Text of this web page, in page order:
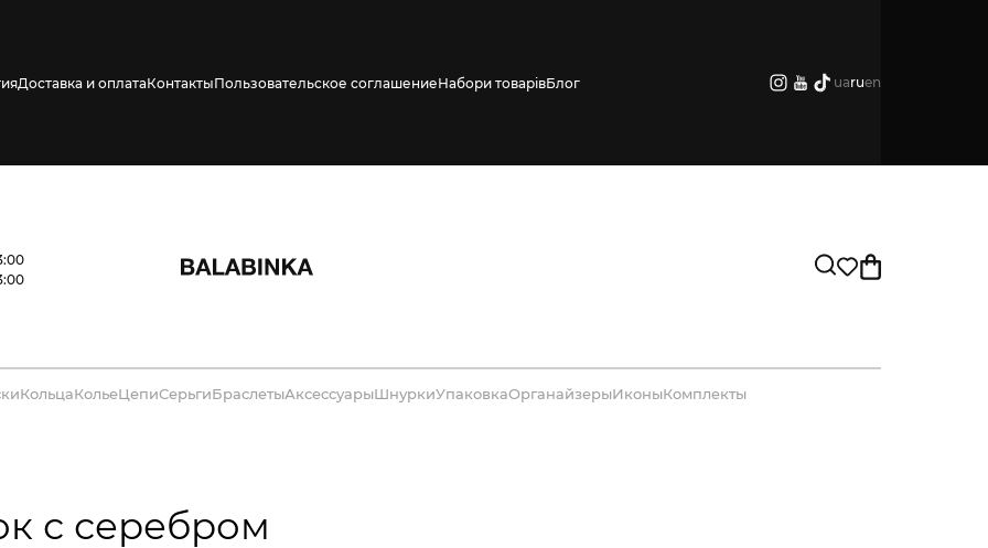
Доставка и оплатаКонтактыПользовательское соглашениеНабори товарівБлог uaruen
КольцаКольеЦепиСерьгиБраслетыАксессуарыШнуркиУпаковкаОрганайзерыИконыКомплекты
с серебром